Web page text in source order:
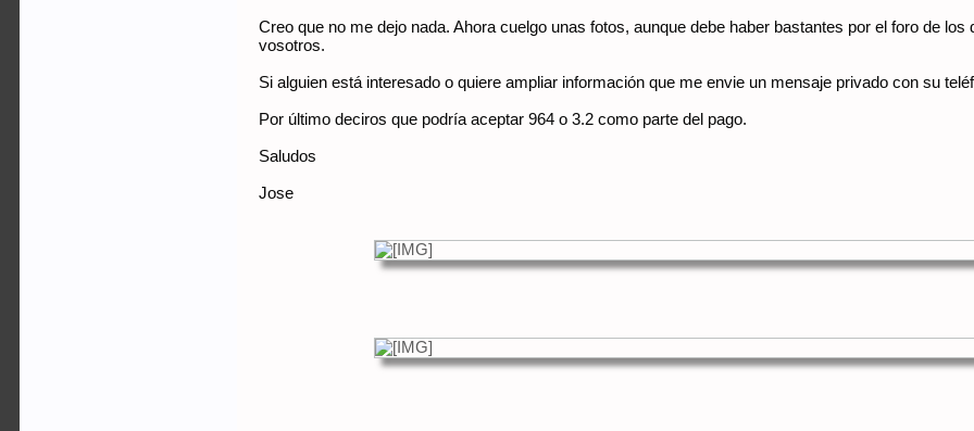
Creo que no me dejo nada. Ahora cuelgo unas fotos, aunque debe haber bastantes por el foro de
vosotros.
Si alguien está interesado o quiere ampliar información que me envie un mensaje privado con su
Por último deciros que podría aceptar 964 o 3.2 como parte del pago.
Saludos
Jose